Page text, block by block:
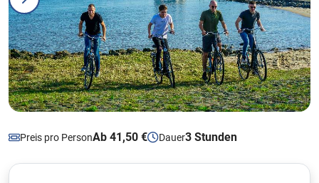
Preis pro PersonAb 41,50 € Dauer3 Stunden